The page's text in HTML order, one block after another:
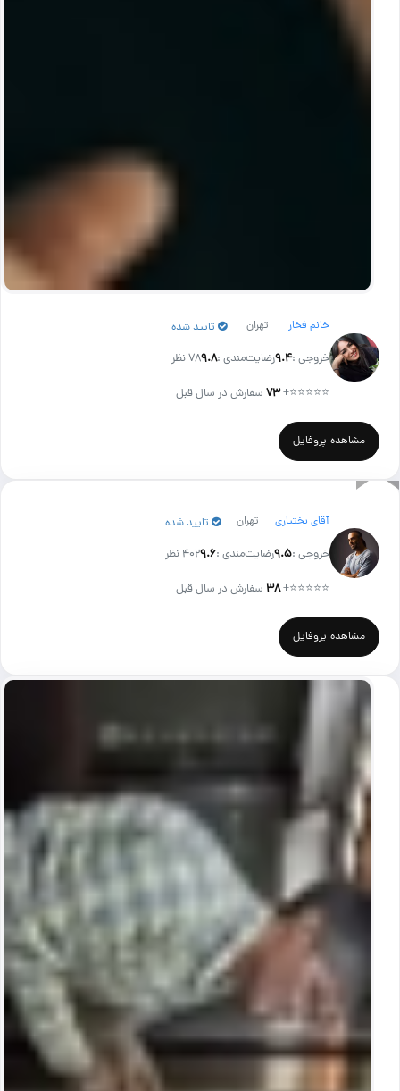
خانم فخار تهران تایید شده
خروجی :۹.۴رضایت‌مندی :۹.۸78 نظر
⭐⭐⭐⭐⭐
+۷۳سفارش در سال قبل
مشاهده پروفایل
آقای بختیاری تهران تایید شده
خروجی :۹.۵رضایت‌مندی :۹.۶402 نظر
⭐⭐⭐⭐⭐
+۳۸ سفارش در سال قبل
مشاهده پروفایل